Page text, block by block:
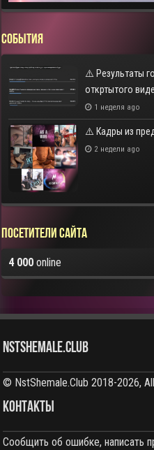
СОБЫТИЯ
⚠️ Результаты
откртытого
1 неделя ago
⚠️ Кадры из
2 недели ago
Посетители сайта
4 000 online
NstShemale.Club
© NstShemale.Club 2018-2026,
КОНТАКТЫ
Сообщить об ошибке, написать